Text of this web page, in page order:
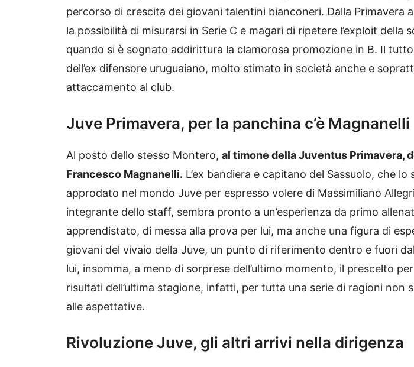
percorso di crescita dei giovani talentini bianconeri. Dalla Primavera
la possibilità di misurarsi in Serie C e magari di ripetere l’exploit della
quando si è sognato addirittura la clamorosa promozione in B. Il tutto
dell’ex difensore uruguaiano, molto stimato in società anche e
attaccamento al club.
Juve Primavera, per la panchina c’è Magnanelli
Al posto dello stesso Montero, al timone della Juventus Primavera,
Francesco Magnanelli. L’ex bandiera e capitano del Sassuolo, che lo
approdato nel mondo Juve per espresso volere di Massimiliano
integrante dello staff, sembra pronto a un’esperienza da primo
apprendistato, di messa alla prova per lui, ma anche una figura di
giovani del vivaio della Juve, un punto di riferimento dentro e fuori
lui, insomma, a meno di sorprese dell’ultimo momento, il prescelto
risultati dell’ultima stagione, infatti, per tutta una serie di ragioni non
alle aspettative.
Rivoluzione Juve, gli altri arrivi nella dirigenza